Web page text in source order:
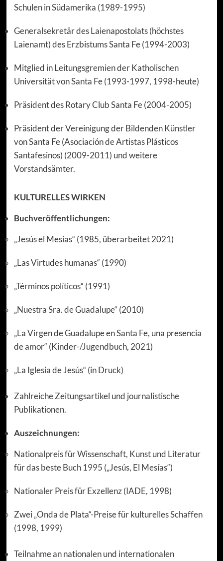
Schulen in Südamerika (1989-1995)
Generalsekretär des Laienapostolats (höchstes
Laienamt) des Erzbistums Santa Fe (1994-2003)
Mitglied in Leitungsgremien der Katholischen
Universität von Santa Fe (1993-1997, 1998-heute)
Präsident des Rotary Club Santa Fe (2004-2005)
Präsident der Vereinigung der Bildenden Künstler
von Santa Fe (Asociación de Artistas Plásticos
Santafesinos) (2009-2011) und weitere
Vorstandsämter.
KULTURELLES WIRKEN
Buchveröffentlichungen:
„Jesús el Mesías“ (1985, überarbeitet 2021)
„Las Virtudes humanas“ (1990)
„Términos políticos“ (1991)
„Nuestra Sra. de Guadalupe“ (2010)
„La Virgen de Guadalupe en Santa Fe, una presencia
de amor“ (Kinder-/Jugendbuch, 2021)
„La Iglesia de Jesús“ (in Druck)
Zahlreiche Zeitungsartikel und journalistische
Publikationen.
Auszeichnungen:
Nationalpreis für Wissenschaft, Kunst und Literatur
für das beste Buch 1995 („Jesús, El Mesías“)
Nationaler Preis für Exzellenz (IADE, 1998)
Zwei „Onda de Plata“-Preise für kulturelles Schaffen
(1998, 1999)
Teilnahme an nationalen und internationalen